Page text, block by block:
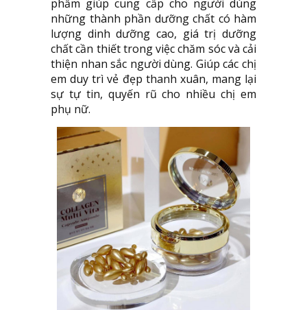
phẩm giúp cung cấp cho người dùng
những thành phần dưỡng chất có hàm
lượng dinh dưỡng cao, giá trị dưỡng
chất cần thiết trong việc chăm sóc và cải
thiện nhan sắc người dùng. Giúp các chị
em duy trì vẻ đẹp thanh xuân, mang lại
sự tự tin, quyến rũ cho nhiều chị em
phụ nữ.